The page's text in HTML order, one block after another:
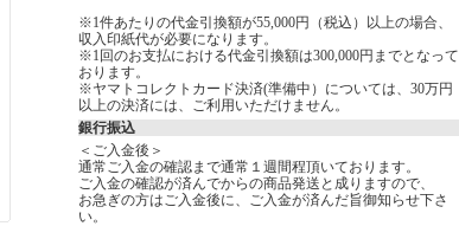
※1件あたりの代金引換額が55,000円（税込）以上の場合、
収入印紙代が必要になります。
※1回のお支払における代金引換額は300,000円までとなって
おります。
※ヤマトコレクトカード決済(準備中）については、30万円
以上の決済には、ご利用いただけません。
銀行振込
＜ご入金後＞
通常ご入金の確認まで通常１週間程頂いております。
ご入金の確認が済んでからの商品発送と成りますので、
お急ぎの方はご入金後に、ご入金が済んだ旨御知らせ下さ
い。